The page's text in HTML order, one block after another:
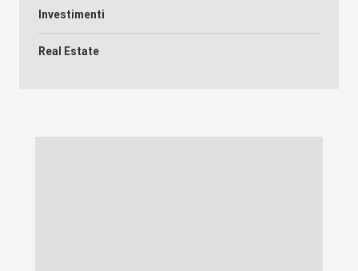
Investimenti
Real Estate